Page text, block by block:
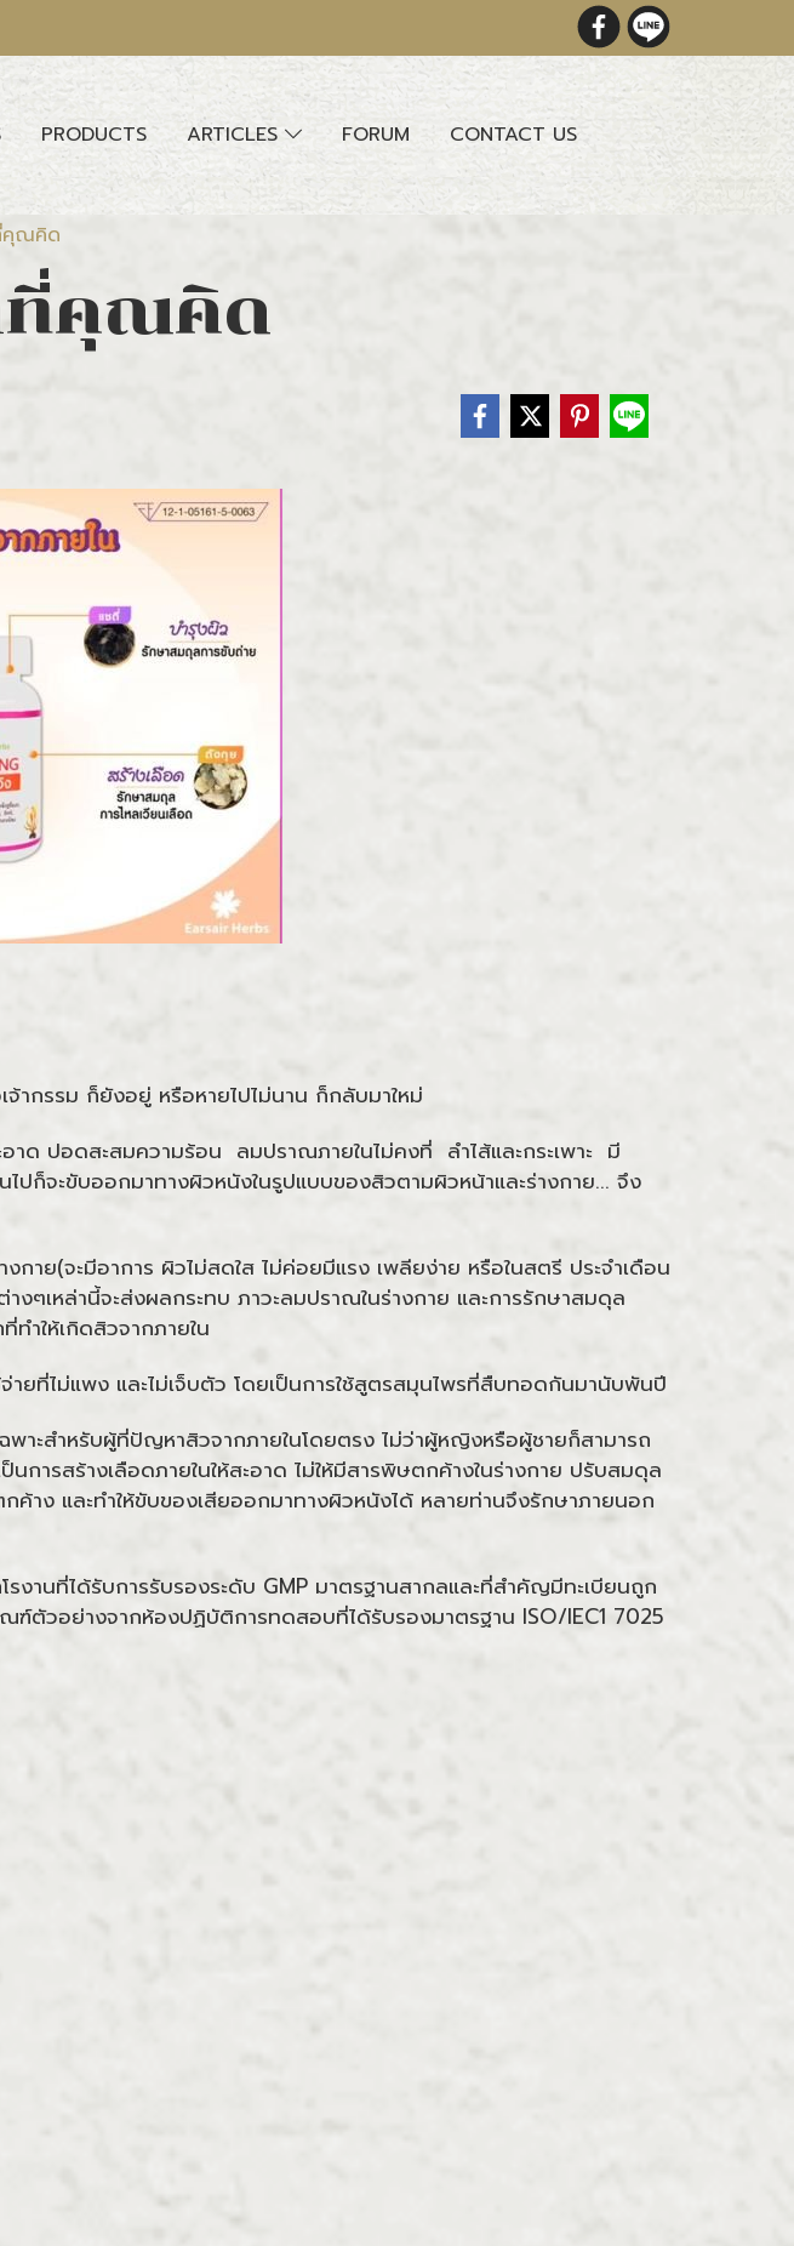
PRODUCTS ARTICLES FORUM CONTACT US
คุณคิด
ที่คุณคิด
ากรรม ก็ยังอยู่ หรือหายไปไม่นาน ก็กลับมาใหม่
าด ปอดสะสมความร้อน ลมปราณภายในไม่คงที่ ลำไส้และกระเพาะ มี
ปก็จะขับออกมาทางผิวหนังในรูปแบบของสิวตามผิวหน้าและร่างกาย... จึง
าย(จะมีอาการ ผิวไม่สดใส ไม่ค่อยมีแรง เพลียง่าย หรือในสตรี ประจำเดือน
ๆเหล่านี้จะส่งผลกระทบ ภาวะลมปราณในร่างกาย และการรักษาสมดุล
ทำให้เกิดสิวจากภายใน
ายที่ไม่แพง และไม่เจ็บตัว โดยเป็นการใช้สูตรสมุนไพรที่สืบทอดกันมานับพันปี
าะสำหรับผู้ที่ปัญหาสิวจากภายในโดยตรง ไม่ว่าผู้หญิงหรือผู้ชายก็สามารถ
รสร้างเลือดภายในให้สะอาด ไม่ให้มีสารพิษตกค้างในร่างกาย ปรับสมดุล
ค้าง และทำให้ขับของเสียออกมาทางผิวหนังได้ หลายท่านจึงรักษาภายนอก
านที่ได้รับการรับรองระดับ GMP มาตรฐานสากลและที่สำคัญมีทะเบียนถูก
ตัวอย่างจากห้องปฏิบัติการทดสอบที่ได้รับรองมาตรฐาน ISO/IEC1 7025